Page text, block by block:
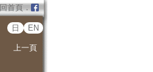
首頁．
日 EN
上一頁